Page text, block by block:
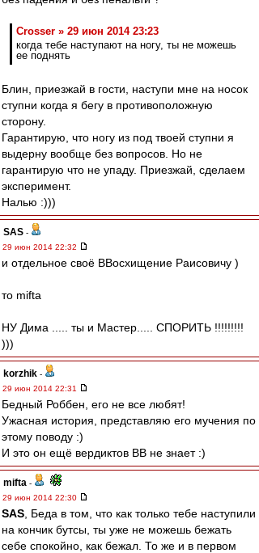
Crosser » 29 июн 2014 23:23
когда тебе наступают на ногу, ты не можешь
ее поднять
Блин, приезжай в гости, наступи мне на носок
ступни когда я бегу в противоположную
сторону.
Гарантирую, что ногу из под твоей ступни я
выдерну вообще без вопросов. Но не
гарантирую что не упаду. Приезжай, сделаем
эксперимент.
Налью :)))
SAS -
29 июн 2014 22:32
и отдельное своё ВВосхищение Раисовичу )
то mifta
НУ Дима ..... ты и Мастер..... СПОРИТЬ !!!!!!!!!
)))
korzhik -
29 июн 2014 22:31
Бедный Роббен, его не все любят!
Ужасная история, представляю его мучения по
этому поводу :)
И это он ещё вердиктов ВВ не знает :)
mifta -
29 июн 2014 22:30
SAS , Беда в том, что как только тебе наступили
на кончик бутсы, ты уже не можешь бежать
себе спокойно, как бежал. То же и в первом